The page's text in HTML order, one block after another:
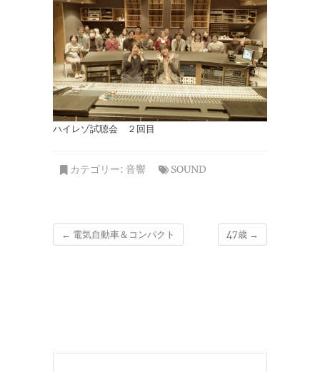
ハイレゾ試聴会 ２回目
カテゴリー: 音響 SOUND
← 電気自動車＆コンパクト 47歳 →